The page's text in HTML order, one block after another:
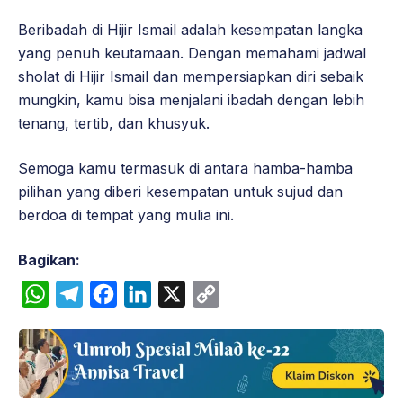
Beribadah di Hijir Ismail adalah kesempatan langka
yang penuh keutamaan. Dengan memahami jadwal
sholat di Hijir Ismail dan mempersiapkan diri sebaik
mungkin, kamu bisa menjalani ibadah dengan lebih
tenang, tertib, dan khusyuk.
Semoga kamu termasuk di antara hamba-hamba
pilihan yang diberi kesempatan untuk sujud dan
berdoa di tempat yang mulia ini.
Bagikan:
W
a
t
l
e
c
e
n
k
p